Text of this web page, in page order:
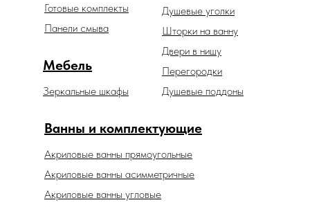
Ванны и комплектующие
Акриловые ванны прямоугольные
Зеркальные шкафы
Мебель
Душевые уголки
Шторки на ванну
Двери в нишу
Перегородки
Душевые поддоны
Акриловые ванны асимметричные
Акриловые ванны угловые
Готовые комплекты
Панели смыва